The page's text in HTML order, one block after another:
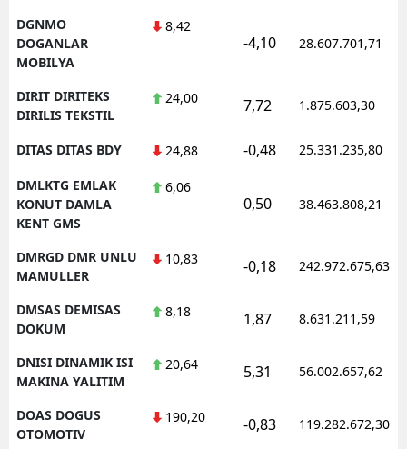
DGNMO
DOGANLAR
MOBILYA
8,42
-4,10 28.607.701,71
DIRIT DIRITEKS
DIRILIS TEKSTIL
24,00 7,72 1.875.603,30
DITAS DITAS BDY 24,88 -0,48 25.331.235,80
DMLKTG EMLAK
KONUT DAMLA
KENT GMS
6,06
0,50 38.463.808,21
DMRGD DMR UNLU
MAMULLER
10,83 -0,18 242.972.675,63
DMSAS DEMISAS
DOKUM
8,18 1,87 8.631.211,59
DNISI DINAMIK ISI
MAKINA YALITIM
20,64 5,31 56.002.657,62
DOAS DOGUS
OTOMOTIV
190,20 -0,83 119.282.672,30